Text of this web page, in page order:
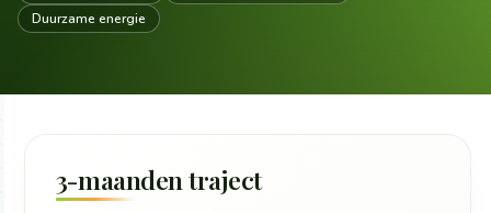
Duurzame energie
3-maanden traject